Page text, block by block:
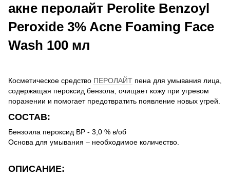
акне перолайт Perolite Benzoyl
Peroxide 3% Acne Foaming Face
Wash 100 мл
Косметическое средство ПЕРОЛАЙТ пена для умывания лица,
содержащая пероксид бензола, очищает кожу при угревом
поражении и помогает предотвратить появление новых угрей.
СОСТАВ:
Бензоила пероксид ВР - 3,0 % в/об
Основа для умывания – необходимое количество.
ОПИСАНИЕ: